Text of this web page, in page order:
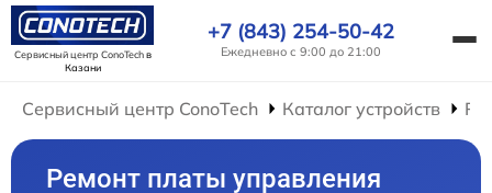
Сервисный центр ConoTechв
Казани
+7 (843) 254-50-42
Ежедневно с 9:00 до 21:00
Сервисный центр ConoTech Каталог устройств
Ремонт платы управления